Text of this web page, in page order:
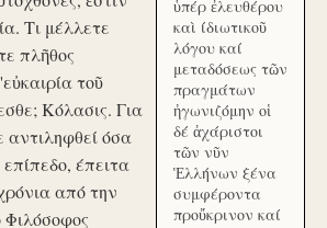
Τι μέλλετε
πλῆθος
τοῦ
Κόλασις. Για
αντιληφθεί όσα
έπειτα
από την
ὑπέρ ἐλευθέρου
καὶ ίδιωτικοῦ
λόγου καί
μεταδόσεως τῶν
πραγμάτων
ἠγωνιζόμην οἱ
δέ ἀχάριστοι
τῶν νῦν
Ἑλλήνων ξένα
συμφέροντα
προὔκρινον καί